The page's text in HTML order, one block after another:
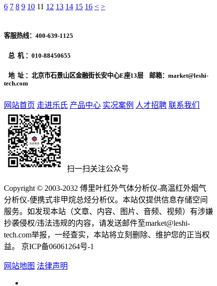
6 7 8 9 10 11 12 13 14 15 16 < >
客服热线： 400-639-1125
总 机 ： 010-88450655
地 址 ：北京市石景山区金融街长安中心E座13层 邮箱：market@leshi-
tech.com
网站首页 走进乐氏 产品中心 实况案例 人才招聘 联系我们
扫一扫关注公众号
Copyright © 2003-2032 傅里叶红外气体分析仪-高温红外烟气
分析仪-便携式非甲烷总烃分析仪。本站仅提供信息存储空间
服务。如发现本站（文章、内容、图片、音频、视频）有涉嫌
抄袭侵权/违法违规的内容，请发送邮件至market@leshi-
tech.com举报，一经查实，本站将立刻删除、维护您的正当权
益。 京ICP备06061264号-1
网站地图 法律声明